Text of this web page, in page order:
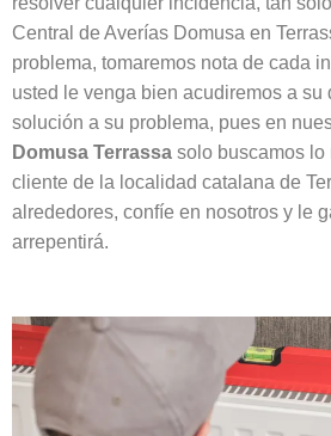
Central de Averías Domusa en
problema, tomaremos nota de cada
usted le venga bien acudiremos a su
solución a su problema, pues en
Domusa Terrassa solo buscamos lo
cliente de la localidad catalana de
alrededores, confíe en nosotros y le
arrepentirá.